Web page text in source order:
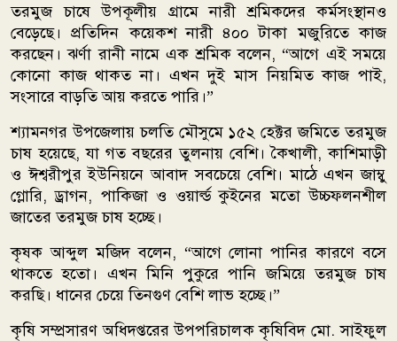
তরমুজ চাষে উপকূলীয় গ্রামে নারী শ্রমিকদের কর্মসংস্থানও
বেড়েছে। প্রতিদিন কয়েকশ নারী ৪০০ টাকা মজুরিতে কাজ
করছেন। ঝর্ণা রানী নামে এক শ্রমিক বলেন, “আগে এই সময়ে
কোনো কাজ থাকত না। এখন দুই মাস নিয়মিত কাজ পাই,
সংসারে বাড়তি আয় করতে পারি।”
শ্যামনগর উপজেলায় চলতি মৌসুমে ১৫২ হেক্টর জমিতে তরমুজ
চাষ হয়েছে, যা গত বছরের তুলনায় বেশি। কৈখালী, কাশিমাড়ী
ও ঈশ্বরীপুর ইউনিয়নে আবাদ সবচেয়ে বেশি। মাঠে এখন জাম্বু
গ্লোরি, ড্রাগন, পাকিজা ও ওয়ার্ল্ড কুইনের মতো উচ্চফলনশীল
জাতের তরমুজ চাষ হচ্ছে।
কৃষক আব্দুল মজিদ বলেন, “আগে লোনা পানির কারণে বসে
থাকতে হতো। এখন মিনি পুকুরে পানি জমিয়ে তরমুজ চাষ
করছি। ধানের চেয়ে তিনগুণ বেশি লাভ হচ্ছে।”
কৃষি সম্প্রসারণ অধিদপ্তরের উপপরিচালক কৃষিবিদ মো. সাইফুল